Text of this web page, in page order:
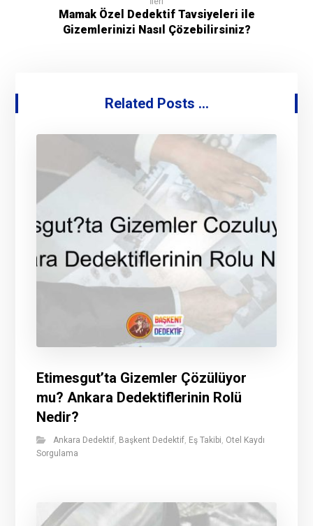
Mamak Özel Dedektif Tavsiyeleri ile
Gizemlerinizi Nasıl Çözebilirsiniz?
Related Posts ...
Etimesgut’ta Gizemler Çözülüyor
mu? Ankara Dedektiflerinin Rolü
Nedir?
Ankara Dedektif, Başkent Dedektif, Eş Takibi, Otel Kaydı
Sorgulama